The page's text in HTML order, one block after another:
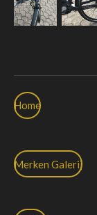
Home
Merken Galerij